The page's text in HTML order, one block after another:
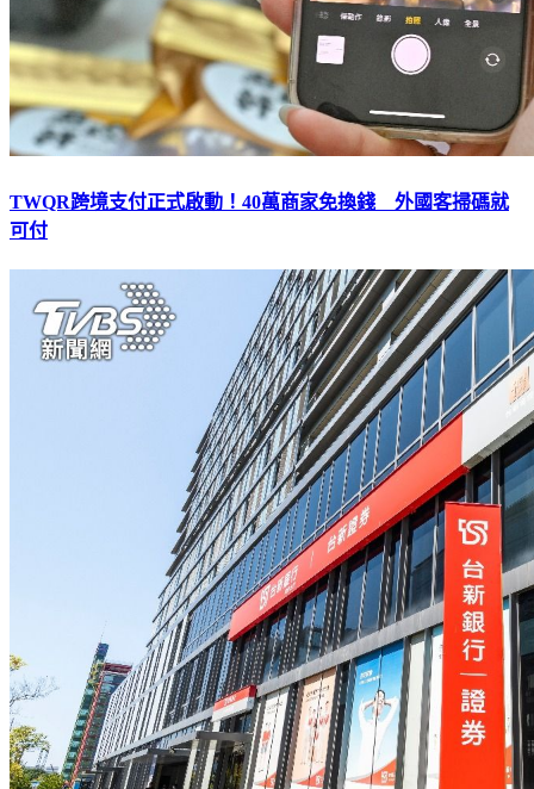
TWQR跨境支付正式啟動！40萬商家免換錢 外國客掃碼就
可付